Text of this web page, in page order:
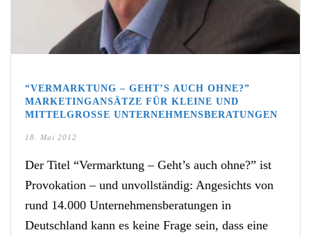
“VERMARKTUNG – GEHT’S AUCH OHNE?”
MARKETINGANSÄTZE FÜR KLEINE UND
MITTELGROSSE UNTERNEHMENSBERATUNGEN
18. Mai 2012
Der Titel “Vermarktung – Geht’s auch ohne?” ist
Provokation – und unvollständig: Angesichts von
rund 14.000 Unternehmensberatungen in
Deutschland kann es keine Frage sein, dass eine